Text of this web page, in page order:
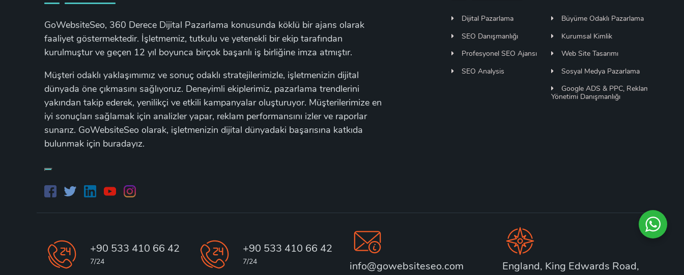
GoWebsiteSeo, 360 Derece Dijital Pazarlama konusunda köklü bir ajans olarak
faaliyet göstermektedir. İşletmemiz, tutkulu ve yetenekli bir ekip tarafından
kurulmuştur ve geçen 12 yıl boyunca birçok başarılı iş birliğine imza atmıştır.
Müşteri odaklı yaklaşımımız ve sonuç odaklı stratejilerimizle, işletmenizin dijital
dünyada öne çıkmasını sağlıyoruz. Deneyimli ekiplerimiz, pazarlama trendlerini
yakından takip ederek, yenilikçi ve etkili kampanyalar oluşturuyor. Müşterilerimize en
iyi sonuçları sağlamak için analizler yapar, reklam performansını izler ve raporlar
sunarız. GoWebsiteSeo olarak, işletmenizin dijital dünyadaki başarısına katkıda
bulunmak için buradayız.
Dijital Pazarlama
SEO Danışmanlığı
Profesyonel SEO Ajansı
SEO Analysis
Büyüme Odaklı Pazarlama
Kurumsal Kimlik
Web Site Tasarımı
Sosyal Medya Pazarlama
Google ADS & PPC, Reklam
Yönetimi Danışmanlığı
+90 533 410 66 42
7/24
+90 533 410 66 42
7/24 info@gowebsiteseo.com England, King Edwards Road,